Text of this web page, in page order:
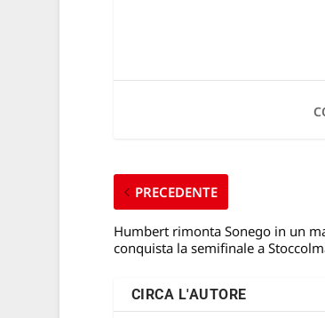
PRECEDENTE
Humbert rimonta Sonego in un
conquista la semifinale a
CIRCA L'AUTORE